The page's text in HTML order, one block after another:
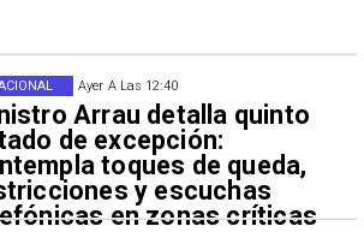
Ayer A Las 12:40
Arrau detalla quinto
de excepción:
toques de queda,
y escuchas
en zonas críticas